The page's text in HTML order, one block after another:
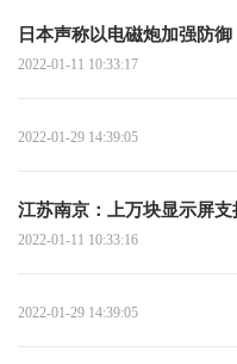
日本声称以电磁炮加强防御
2022-01-11 10:33:17
2022-01-29 14:39:05
江苏南京：上万块显示屏
2022-01-11 10:33:16
2022-01-29 14:39:05